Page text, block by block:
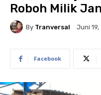
Roboh Milik
By Tranversal Juni 19,
Facebook